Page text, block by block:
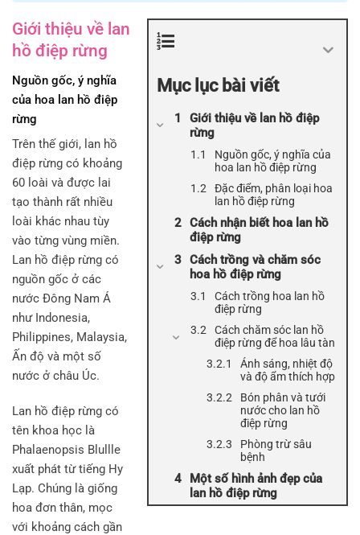
Mục lục bài viết
Giới thiệu về lan hồ điệp
rừng
Nguồn gốc, ý nghĩa của
hoa lan hồ điệp rừng
Đặc điểm, phân loại hoa
lan hồ điệp rừng
Cách nhận biết hoa lan hồ
điệp rừng
Cách trồng và chăm sóc
hoa hồ điệp rừng
Cách trồng hoa lan hồ
điệp rừng
Cách chăm sóc lan hồ
điệp rừng để hoa lâu tàn
Ánh sáng, nhiệt độ
và độ ẩm thích hợp
Bón phân và tưới
nước cho lan hồ
điệp rừng
Phòng trừ sâu
bệnh
Một số hình ảnh đẹp của
lan hồ điệp rừng
Giới thiệu về lan
hồ điệp rừng
Nguồn gốc, ý nghĩa
của hoa lan hồ điệp
rừng
Trên thế giới, lan hồ
điệp rừng có khoảng
60 loài và được lai
tạo thành rất nhiều
loài khác nhau tùy
vào từng vùng miền.
Lan hồ điệp rừng có
nguồn gốc ở các
nước Đông Nam Á
như Indonesia,
Philippines, Malaysia,
Ấn độ và một số
nước ở châu Úc.
Lan hồ điệp rừng có
tên khoa học là
Phalaenopsis Blullle
xuất phát từ tiếng Hy
Lạp. Chúng là giống
hoa đơn thân, mọc
với khoảng cách gần